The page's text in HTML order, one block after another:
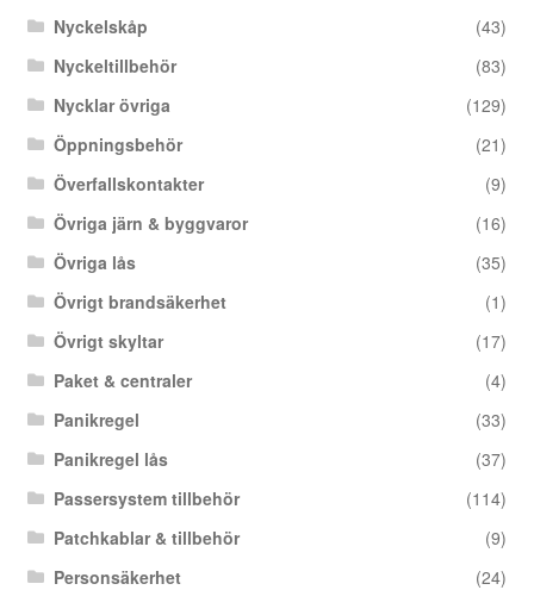
Nyckelskåp
(43)
Nyckeltillbehör
(83)
Nycklar övriga
(129)
Öppningsbehör
(21)
Överfallskontakter
(9)
Övriga järn & byggvaror
(16)
Övriga lås
(35)
Övrigt brandsäkerhet
(1)
Övrigt skyltar
(17)
Paket & centraler
(4)
Panikregel
(33)
Panikregel lås
(37)
Passersystem tillbehör
(114)
Patchkablar & tillbehör
(9)
Personsäkerhet
(24)